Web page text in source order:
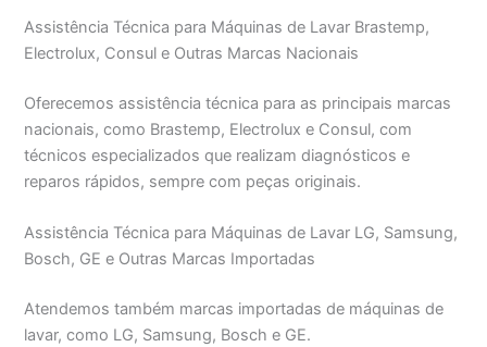
Assistência Técnica para Máquinas de Lavar Brastemp,
Electrolux, Consul e Outras Marcas Nacionais
Oferecemos assistência técnica para as principais marcas
nacionais, como Brastemp, Electrolux e Consul, com
técnicos especializados que realizam diagnósticos e
reparos rápidos, sempre com peças originais.
Assistência Técnica para Máquinas de Lavar LG, Samsung,
Bosch, GE e Outras Marcas Importadas
Atendemos também marcas importadas de máquinas de
lavar, como LG, Samsung, Bosch e GE.